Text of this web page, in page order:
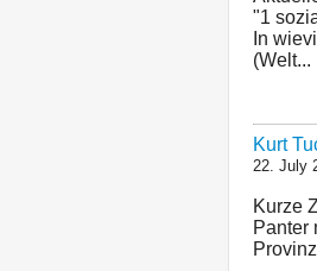
"1
In
(Welt...
Kurt
22. July
Kurze
Panter